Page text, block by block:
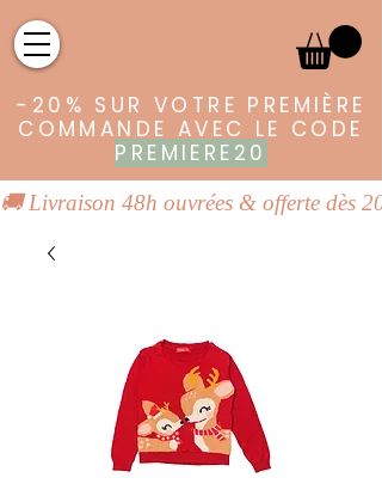
-20% SUR VOTRE PREMIÈRE
COMMANDE AVEC LE CODE
PREMIERE20
🚚 Livraison 48h ouvrées & offerte dès